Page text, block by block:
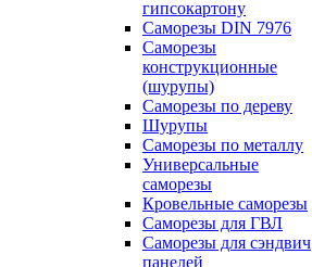
гипсокартону
Саморезы DIN 7976
Саморезы
конструкционные
(шурупы)
Саморезы по дереву
Шурупы
Саморезы по металлу
Универсальные
саморезы
Кровельные саморезы
Саморезы для ГВЛ
Саморезы для сэндвич
панелей